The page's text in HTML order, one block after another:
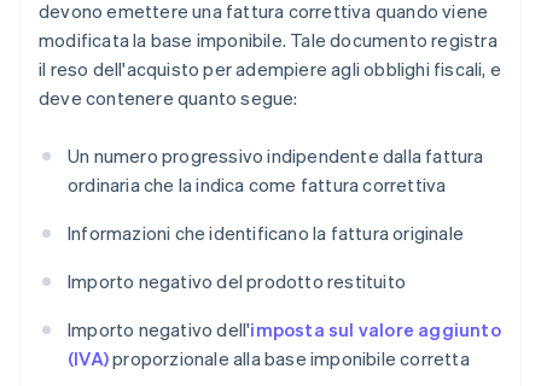
devono emettere una fattura correttiva quando viene
modificata la base imponibile. Tale documento registra
il reso dell'acquisto per adempiere agli obblighi fiscali, e
deve contenere quanto segue:
Un numero progressivo indipendente dalla fattura
ordinaria che la indica come fattura correttiva
Informazioni che identificano la fattura originale
Importo negativo del prodotto restituito
Importo negativo dell'imposta sul valore aggiunto
(IVA)proporzionale alla base imponibile corretta